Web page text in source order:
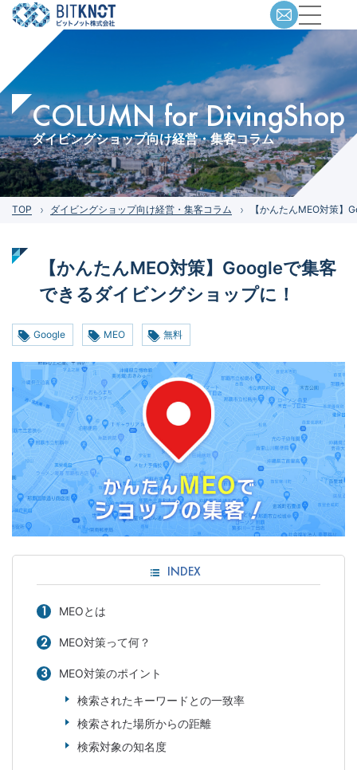
COLUMN for DivingShop
ダイビングショップ向け経営・集客コラム
TOP ダイビングショップ向け経営・集客コラム 【かんたんMEO対策】
【かんたんMEO対策】Googleで集客
できるダイビングショップに！
Google MEO 無料
INDEX
MEOとは
MEO対策って何？
MEO対策のポイント
検索されたキーワードとの一致率
検索された場所からの距離
検索対象の知名度